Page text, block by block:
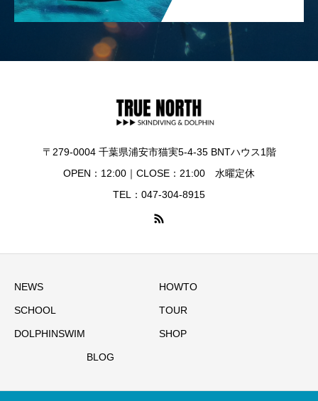
〒279-0004 千葉県浦安市猫実5-4-35 BNTハウス1階
OPEN：12:00｜CLOSE：21:00 水曜定休
TEL：047-304-8915
NEWS HOWTO
SCHOOL TOUR
DOLPHINSWIM SHOP
BLOG